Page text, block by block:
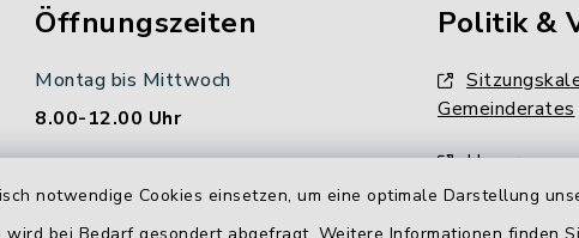
notwendige Cookies einsetzen, um eine optimale Darstellung
Öffnungszeiten
Montag bis Mittwoch
8.00-12.00 Uhr
Politik &
Gemeinderates
Unsere